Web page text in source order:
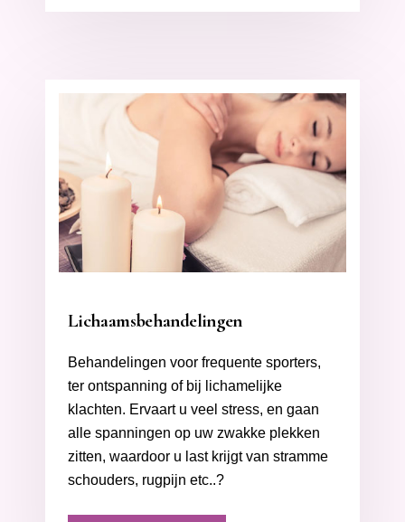
Lichaamsbehandelingen
Behandelingen voor frequente sporters,
ter ontspanning of bij lichamelijke
klachten. Ervaart u veel stress, en gaan
alle spanningen op uw zwakke plekken
zitten, waardoor u last krijgt van stramme
schouders, rugpijn etc..?